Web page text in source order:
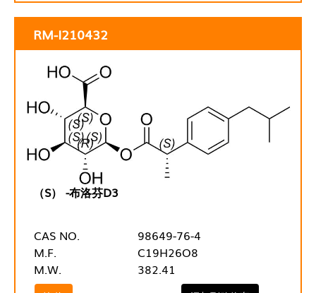
RM-I210432
（S） -布洛芬D3
CAS NO.
98649-76-4
M.F.
C19H26O8
M.W.
382.41